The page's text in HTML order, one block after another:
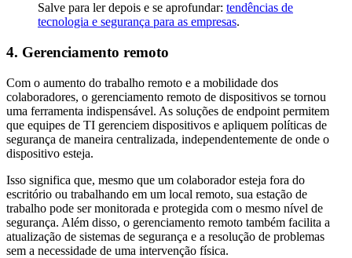
Salve para ler depois e se aprofundar: tendências de
tecnologia e segurança para as empresas.
4. Gerenciamento remoto
Com o aumento do trabalho remoto e a mobilidade dos
colaboradores, o gerenciamento remoto de dispositivos se tornou
uma ferramenta indispensável. As soluções de endpoint permitem
que equipes de TI gerenciem dispositivos e apliquem políticas de
segurança de maneira centralizada, independentemente de onde o
dispositivo esteja.
Isso significa que, mesmo que um colaborador esteja fora do
escritório ou trabalhando em um local remoto, sua estação de
trabalho pode ser monitorada e protegida com o mesmo nível de
segurança. Além disso, o gerenciamento remoto também facilita a
atualização de sistemas de segurança e a resolução de problemas
sem a necessidade de uma intervenção física.